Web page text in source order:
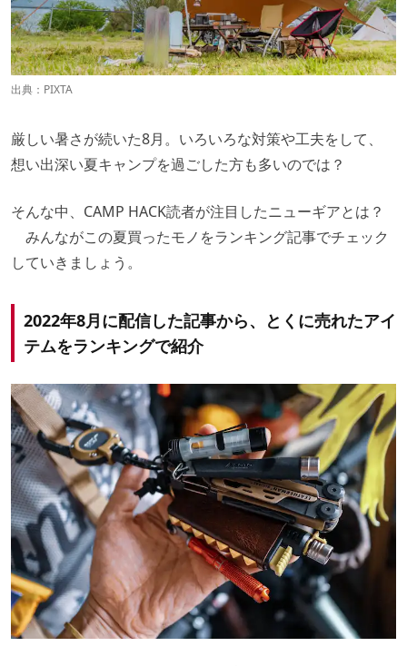
出典： PIXTA
厳しい暑さが続いた8月。いろいろな対策や工夫をして、
想い出深い夏キャンプを過ごした方も多いのでは？
そんな中、CAMP HACK読者が注目したニューギアとは？
みんながこの夏買ったモノをランキング記事でチェック
していきましょう。
2022年8月に配信した記事から、とくに売れたアイ
テムをランキングで紹介